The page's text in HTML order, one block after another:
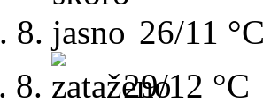
8.
26/11 °C
8. 29/12 °C